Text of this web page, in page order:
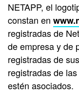
NETAPP, el
constan en
registradas de
de empresa y de
registradas de
registradas de
estén asociados.